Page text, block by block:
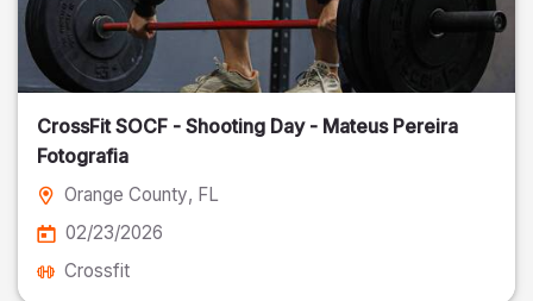
CrossFit SOCF - Shooting Day - Mateus Pereira
Fotografia
Orange County, FL
02/23/2026
Crossfit